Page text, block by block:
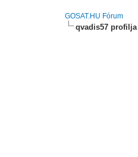
GOSAT.HU Fórum
qvadis57 profilja